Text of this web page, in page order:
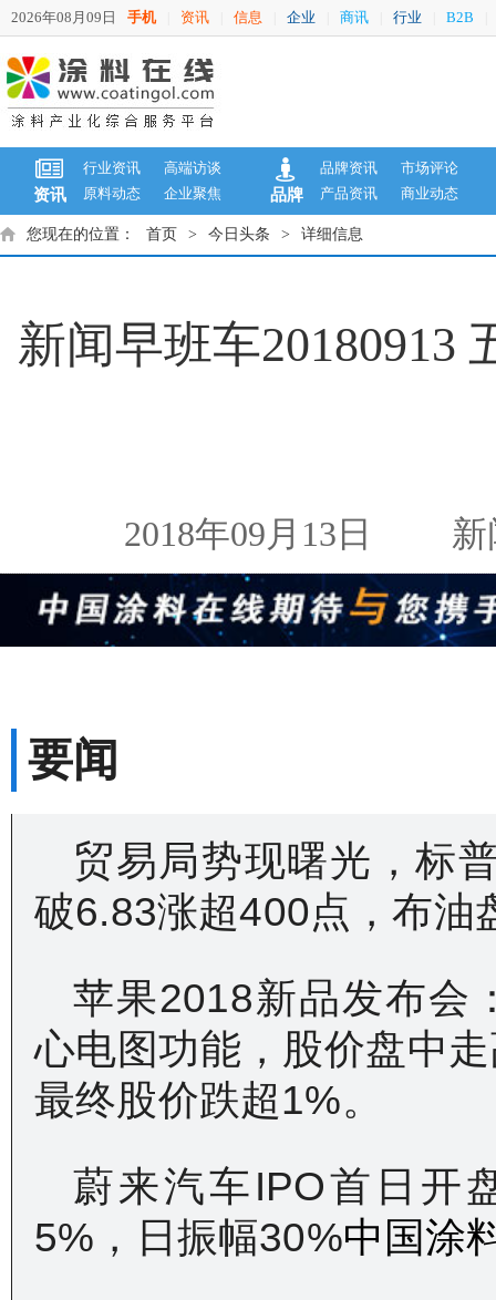
2026年08月09日 手机 资讯 信息 企业 商讯 行业 B2B
资讯
行业资讯
高端访谈
原料动态
企业聚焦 品牌
品牌资讯
市场评论
产品资讯
商业动态
您现在的位置： 首页 > 今日头条 > 详细信息
新闻早班车20180913
2018年09月13日 新
要闻
贸易局势现曙光，标
破6.83涨超400点，布油
苹果2018新品发布会
心电图功能，股价盘中
最终股价跌超1%。
蔚来汽车IPO首日开
5%，日振幅30%中国涂